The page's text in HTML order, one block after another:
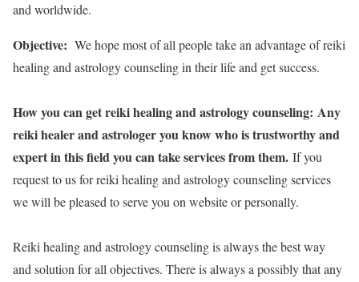
and worldwide.
Objective: We hope most of all people take an advantage of reiki
healing and astrology counseling in their life and get success.
How you can get reiki healing and astrology counseling: Any
reiki healer and astrologer you know who is trustworthy and
expert in this field you can take services from them. If you
request to us for reiki healing and astrology counseling services
we will be pleased to serve you on website or personally.
Reiki healing and astrology counseling is always the best way
and solution for all objectives. There is always a possibly that any